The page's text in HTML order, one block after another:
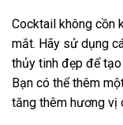
Cocktail không cồn
mắt. Hãy sử dụng
thủy tinh đẹp để
Bạn có thể thêm
tăng thêm hương vị